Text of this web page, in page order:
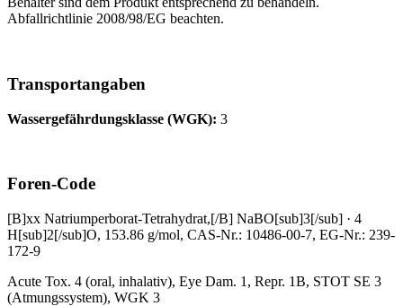
Abfallrichtlinie 2008/98/EG beachten.
Transportangaben
Wassergefährdungsklasse (WGK): 3
Foren‑Code
[B]xx Natriumperborat-Tetrahydrat,[/B] NaBO[sub]3[/sub] · 4
H[sub]2[/sub]O, 153.86 g/mol, CAS-Nr.: 10486-00-7, EG-Nr.: 239-
172-9
Acute Tox. 4 (oral, inhalativ), Eye Dam. 1, Repr. 1B, STOT SE 3
(Atmungssystem), WGK 3